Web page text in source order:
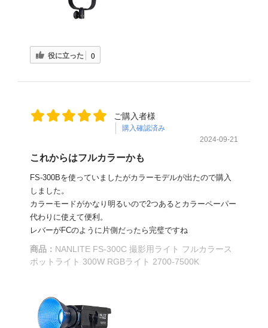
役に立った 0
ご購入者様
購入確認済み
2024-09-21
これからはフルカラーかも
FS-300Bを使っていましたがカラーモデルが出たので購入
しました。
カラーモードがかなり明るいので2つあるとカラーペーパー
代わりに使えて便利。
レバーがFCのように片側だったら完璧ですね
商品： NANLITE FS-300C 撮影用ライト フルカラース
ポットライト 300W RGBライト 2700-7500K